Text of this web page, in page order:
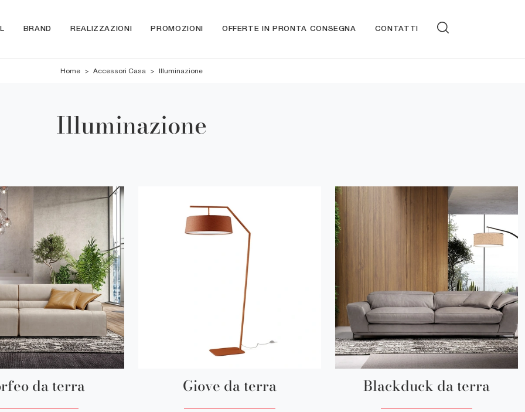
BRAND REALIZZAZIONI PROMOZIONI OFFERTE IN PRONTA CONSEGNA CONTATTI
Home > Accessori Casa > Illuminazione
Illuminazione
da terra Giove da terra Blackduck da terra